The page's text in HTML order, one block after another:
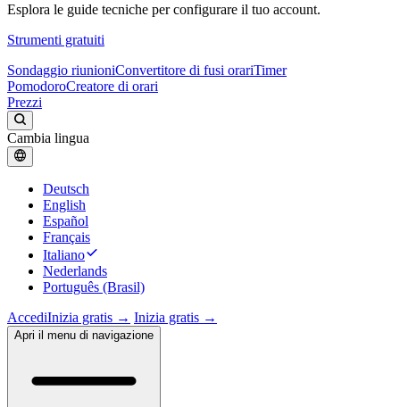
Esplora le guide tecniche per configurare il tuo account.
Strumenti gratuiti
Sondaggio riunioniConvertitore di fusi orariTimer
PomodoroCreatore di orari
Prezzi
Cambia lingua
Deutsch
English
Español
Français
Italiano
Nederlands
Português (Brasil)
AccediInizia gratis → Inizia gratis →
Apri il menu di navigazione